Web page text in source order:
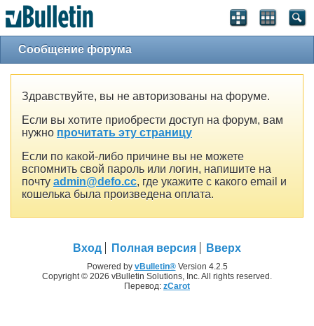
Сообщение форума
Здравствуйте, вы не авторизованы на форуме.
Если вы хотите приобрести доступ на форум, вам
нужно прочитать эту страницу
Если по какой-либо причине вы не можете
вспомнить свой пароль или логин, напишите на
почту admin@defo.cc, где укажите с какого email и
кошелька была произведена оплата.
Вход Полная версия Вверх
Powered by vBulletin®Version 4.2.5
Copyright © 2026 vBulletin Solutions, Inc. All rights reserved.
Перевод: zCarot